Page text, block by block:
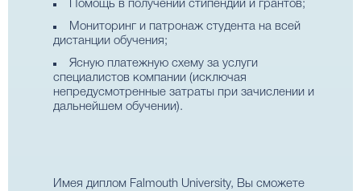
Помощь в получении стипендий и грантов;
Мониторинг и патронаж студента на всей
дистанции обучения;
Ясную платежную схему за услуги
специалистов компании (исключая
непредусмотренные затраты при зачислении и
дальнейшем обучении).
Имея диплом Falmouth University, Вы сможете